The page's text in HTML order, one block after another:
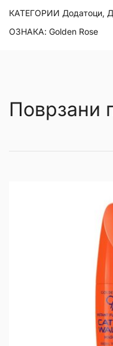
КАТЕГОРИИ Додатоци,
ОЗНАКА: Golden Rose
Поврзани